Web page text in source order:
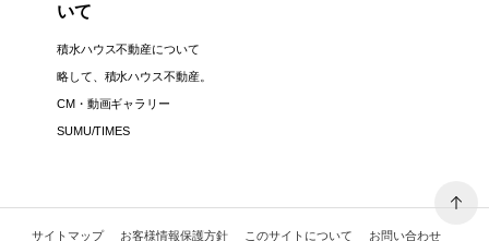
いて
積水ハウス不動産について
略して、積水ハウス不動産。
CM・動画ギャラリー
SUMU/TIMES
サイトマップ お客様情報保護方針 このサイトについて お問い合わせ